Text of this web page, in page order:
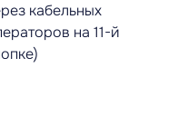
кабельных
на 11-й